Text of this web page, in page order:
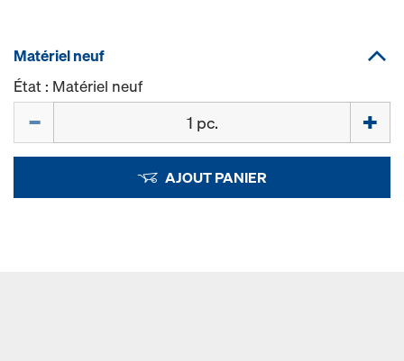
Matériel neuf
État : Matériel neuf
AJOUT PANIER